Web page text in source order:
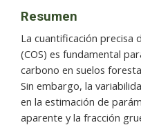
Resumen
La cuantificación precisa
(COS) es fundamental
carbono en suelos
Sin embargo, la
en la estimación de
aparente y la fracción